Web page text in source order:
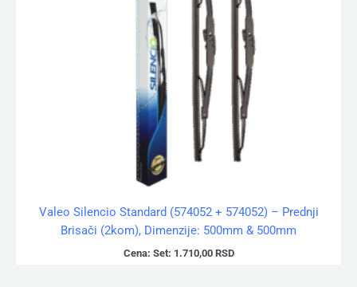
Valeo Silencio Standard (574052 + 574052) – Prednji
Brisači (2kom), Dimenzije: 500mm & 500mm
Cena: Set: 1.710,00 RSD